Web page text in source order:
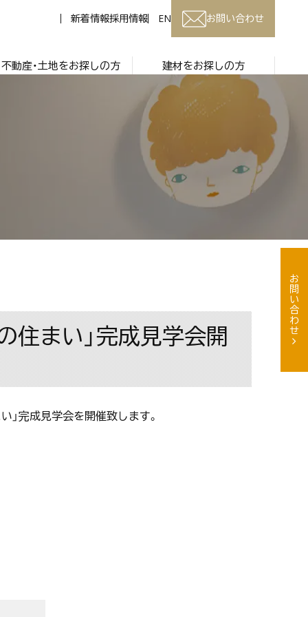
新着情報採用情報 EN お問い合わせ
不動産・土地をお探しの方 建材をお探しの方
住まい」完成見学会開
」完成見学会を開催致します。
お問い合わせ